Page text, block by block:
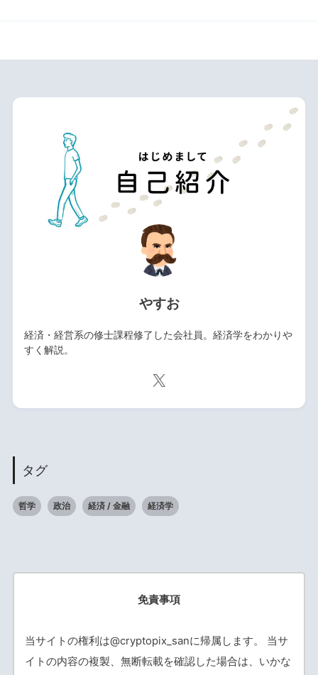
やすお
経済・経営系の修士課程修了した会社員。経済学をわかりや
すく解説。
タグ
哲学 政治 経済 / 金融 経済学
免責事項
当サイトの権利は@cryptopix_sanに帰属します。 当サ
イトの内容の複製、無断転載を確認した場合は、いかな